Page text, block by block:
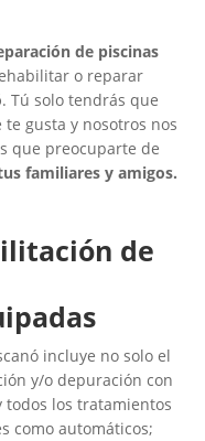
de piscinas
o reparar
. Tú solo tendrás que
gusta y nosotros nos
que preocuparte de
familiares y amigos.
de
incluye no solo el
y/o depuración con
los tratamientos
como automáticos;